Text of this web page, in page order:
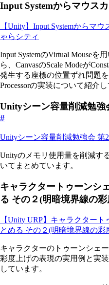
Input Systemからマウス
【Unity】Input Systemからマ
ゃらシティ
Input SystemのVirtual Mouseを
ら、CanvasのScale Modeが
発生する座標の位置ずれ問題
Processorの実装について紹介し
Unityシーン容量削減勉強
#
Unityシーン容量削減勉強会 第
Unityのメモリ使用量を削減す
いてまとめています。
キャラクタートゥーンシ
る その２(明暗境界線の
【Unity URP】キャラクター
とめる その２(明暗境界線の彩
キャラクターのトゥーンシェ
彩度上げの表現の実用例と実
しています。